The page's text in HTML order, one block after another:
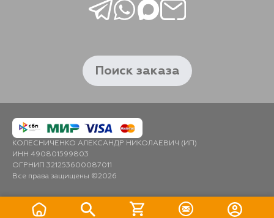
Поиск заказа
КОЛЕСНИЧЕНКО АЛЕКСАНДР НИКОЛАЕВИЧ (ИП)
ИНН 490801599803
ОГРНИП 321253600087011
Все права защищены ©2026